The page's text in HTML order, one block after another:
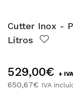
Cutter Inox -
Litros
529,00€ + IVA
650,67€ IVA